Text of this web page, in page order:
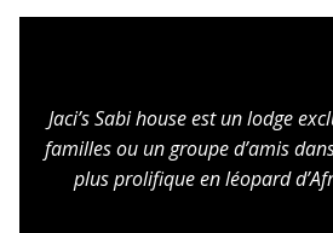
Jaci’s Sabi house est un lodge
familles ou un groupe d’amis
plus prolifique en léopard